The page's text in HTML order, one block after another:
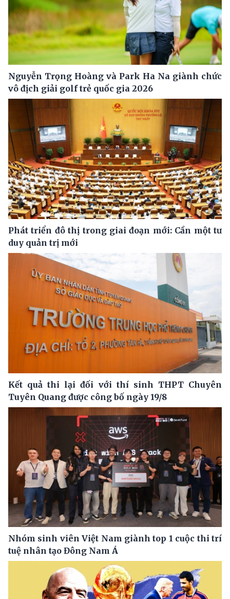
Nguyễn Trọng Hoàng và Park Ha Na giành chức
vô địch giải golf trẻ quốc gia 2026
Phát triển đô thị trong giai đoạn mới: Cần một tư
duy quản trị mới
Kết quả thi lại đối với thí sinh THPT Chuyên
Tuyên Quang được công bố ngày 19/8
Nhóm sinh viên Việt Nam giành top 1 cuộc thi trí
tuệ nhân tạo Đông Nam Á